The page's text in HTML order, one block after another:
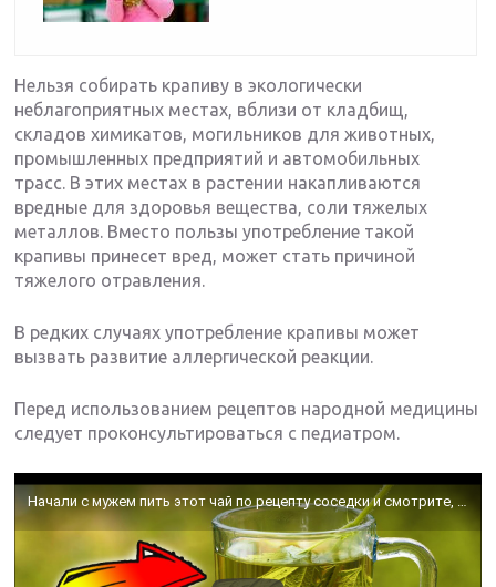
Нельзя собирать крапиву в экологически
неблагоприятных местах, вблизи от кладбищ,
складов химикатов, могильников для животных,
промышленных предприятий и автомобильных
трасс. В этих местах в растении накапливаются
вредные для здоровья вещества, соли тяжелых
металлов. Вместо пользы употребление такой
крапивы принесет вред, может стать причиной
тяжелого отравления.
В редких случаях употребление крапивы может
вызвать развитие аллергической реакции.
Перед использованием рецептов народной медицины
следует проконсультироваться с педиатром.
Начали с мужем пить этот чай по рецепту соседки и смотрите, что произошло…